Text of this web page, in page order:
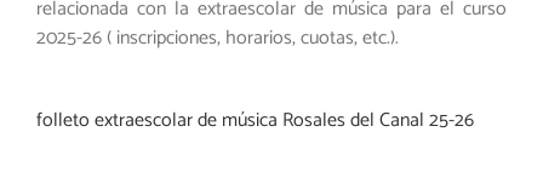
relacionada con la extraescolar de música para el curso
2025-26 ( inscripciones, horarios, cuotas, etc.).
folleto extraescolar de música Rosales del Canal 25-26